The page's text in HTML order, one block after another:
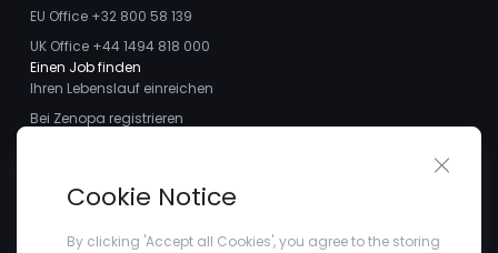
EU Office +32 800 58 139
UK Office +44 1494 818 000
Einen Job finden
Ihren Lebenslauf einreichen
Bei Zenopa registrieren
Treffen Sie das Team
Kundenstimmen
Cookie Notice
By clicking 'Accept all Cookies', you agree to the storing
Close